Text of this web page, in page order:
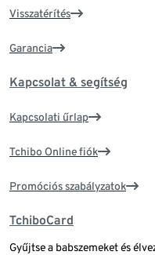
Visszatérítés
Garancia
Kapcsolat & segítség
Kapcsolati űrlap
Tchibo Online fiók
Promóciós szabályzatok
TchiboCard
Gyűjtse a babszemeket és